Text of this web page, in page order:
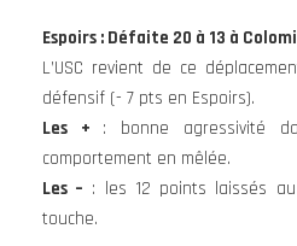
Espoirs : Défaite 20 à 13 à
L’USC revient de ce
défensif (- 7 pts en Espoirs).
Les + : bonne agressivité
comportement en mêlée.
Les – : les 12 points laissés
touche.